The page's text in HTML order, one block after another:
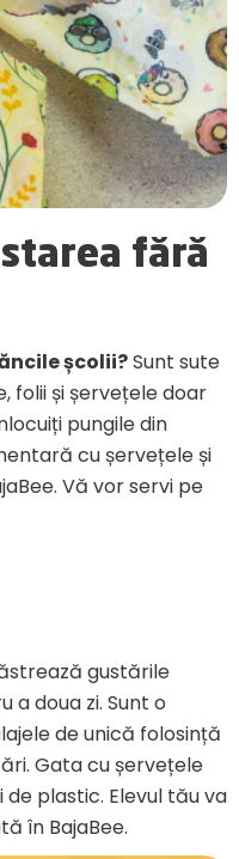
fără
școlii?Sunt sute
folii și șervețele doar
pungile din
cu șervețele și
Vă vor servi pe
gustările
a doua zi. Sunt o
de unică folosință
Gata cu șervețele
de plastic. Elevul tău va
în BajaBee.